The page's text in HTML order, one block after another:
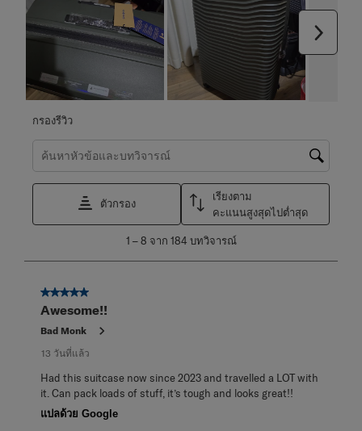
กรองรีวิว
ค้นหาหัวข้อและตรวจสอบภูมิภาคการค้นหา
ตัวกรอง
เรียงตาม
คะแนนสูงสุดไปต่ำสุด
8
184
วิจารณ์
1 – 8 จาก 184 บทวิจารณ์
5 จาก 5 ดาว
Awesome!!
Bad Monk
13 วันที่แล้ว
Had this suitcase now since 2023 and travelled a LOT with
it. Can pack loads of stuff, it’s tough and looks great!!
แปลด้วย Google